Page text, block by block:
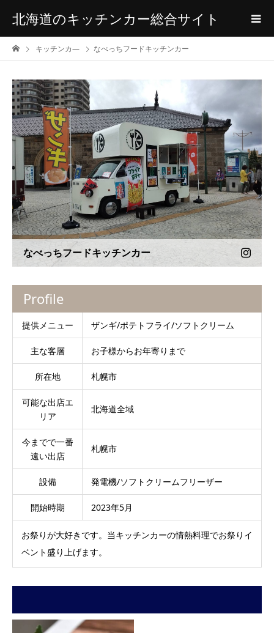
北海道のキッチンカー総合サイト
キッチンカ― なべっちフードキッチンカー
なべっちフードキッチンカー
Profile
提供メニュー ザンギ/ポテトフライ/ソフトクリーム
主な客層 お子様からお年寄りまで
所在地 札幌市
可能な出店エ
リア
北海道全域
今までで一番
遠い出店
札幌市
設備 発電機/ソフトクリームフリーザー
開始時期 2023年5月
お祭りが大好きです。当キッチンカーの情熱料理でお祭りイ
ベント盛り上げます。